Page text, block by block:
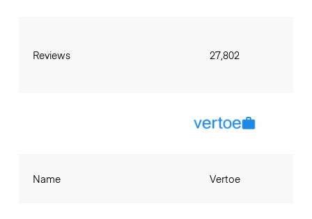
Reviews 27,802
Name Vertoe